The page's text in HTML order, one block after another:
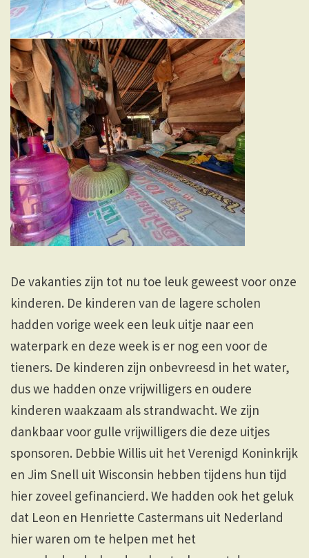
De vakanties zijn tot nu toe leuk geweest voor onze
kinderen. De kinderen van de lagere scholen
hadden vorige week een leuk uitje naar een
waterpark en deze week is er nog een voor de
tieners. De kinderen zijn onbevreesd in het water,
dus we hadden onze vrijwilligers en oudere
kinderen waakzaam als strandwacht. We zijn
dankbaar voor gulle vrijwilligers die deze uitjes
sponsoren. Debbie Willis uit het Verenigd Koninkrijk
en Jim Snell uit Wisconsin hebben tijdens hun tijd
hier zoveel gefinancierd. We hadden ook het geluk
dat Leon en Henriette Castermans uit Nederland
hier waren om te helpen met het